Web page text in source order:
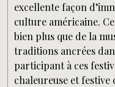
excellente façon
culture américaine.
bien plus que de la
traditions ancrées
participant à ces
chaleureuse et festive